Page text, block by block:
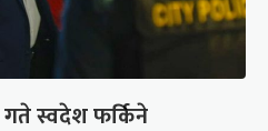
गते स्वदेश फर्किने